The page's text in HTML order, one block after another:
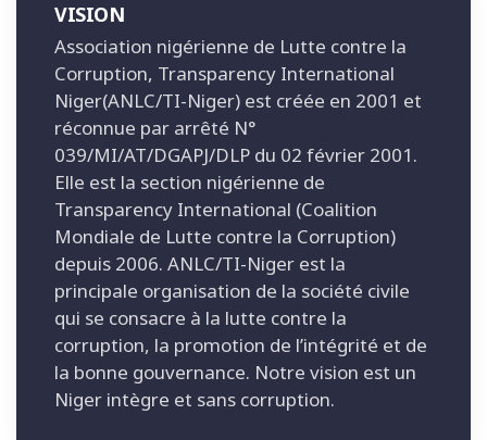
VISION
Association nigérienne de Lutte contre la
Corruption, Transparency International
Niger(ANLC/TI-Niger) est créée en 2001 et
réconnue par arrêté N°
039/MI/AT/DGAPJ/DLP du 02 février 2001.
Elle est la section nigérienne de
Transparency International (Coalition
Mondiale de Lutte contre la Corruption)
depuis 2006. ANLC/TI-Niger est la
principale organisation de la société civile
qui se consacre à la lutte contre la
corruption, la promotion de l’intégrité et de
la bonne gouvernance. Notre vision est un
Niger intègre et sans corruption.